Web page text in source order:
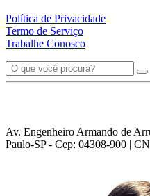
Política de Privacidade
Termo de Serviço
Trabalhe Conosco
Av. Engenheiro Armando de
Paulo-SP - Cep: 04308-900 |